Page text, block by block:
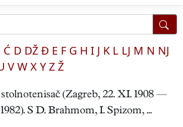
Ć D DŽ Đ E F G H I J K L LJ M N NJ
V W X Y Z Ž
(Zagreb, 22. XI. 1908 —
S D. Brahmom, I. Spizom, ...